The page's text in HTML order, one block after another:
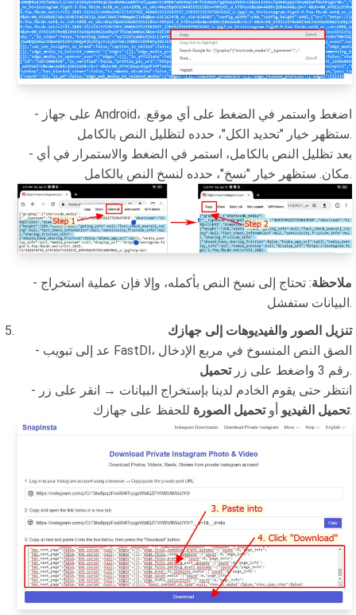
- على جهاز Android، اضغط واستمر في الضغط على أي موقع.
ستظهر خيار "تحديد الكل"، حدده لتظليل النص بالكامل.
- بعد تظليل النص بالكامل، استمر في الضغط والاستمرار في أي
مكان. ستظهر خيار "نسخ"، حدده لنسخ النص بالكامل.
- ملاحظة: تحتاج إلى نسخ النص بأكمله، وإلا فإن عملية استخراج
البيانات ستفشل.
تنزيل الصور والفيديوهات إلى جهازك
- عد إلى تبويب FastDl، الصق النص المنسوخ في مربع الإدخال
رقم 3 واضغط على زر
تحميل
.
- انتظر حتى يقوم الخادم لدينا بإستخراج البيانات → انقر على زر
تحميل الفيديو أوتحميل الصورة للحفظ على جهازك.